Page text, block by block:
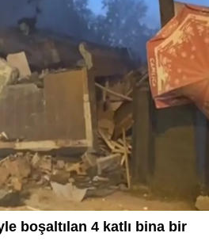
boşaltılan 4 katlı bina bir